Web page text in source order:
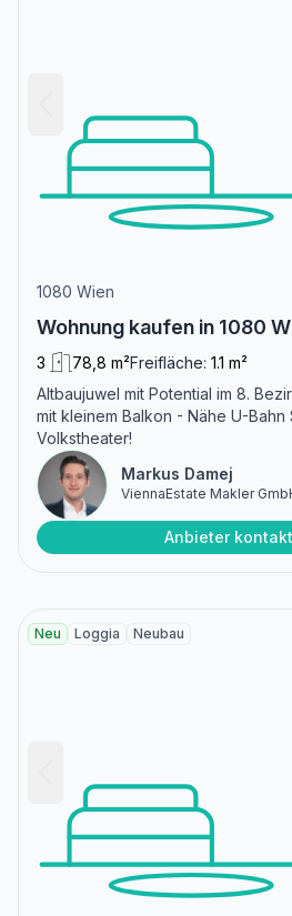
1080 Wien
Wohnung kaufen in 1080
3 78,8 m²Freifläche: 1.1 m²
Altbaujuwel mit Potential im 8.
mit kleinem Balkon - Nähe U-Bahn
Volkstheater!
Markus Damej
ViennaEstate Makler
Anbieter
Neu Loggia Neubau